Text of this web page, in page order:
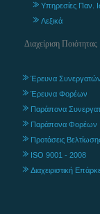
Υπηρεσίες Παν.
Λεξικά
Διαχείριση Ποιότητας
Έρευνα Συνεργατών
Έρευνα Φορέων
Παράπονα
Παράπονα Φορέων
Προτάσεις
ISO 9001 - 2008
Διαχειριστική